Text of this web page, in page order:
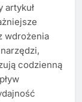
artykuł
wdrożenia
codzienną